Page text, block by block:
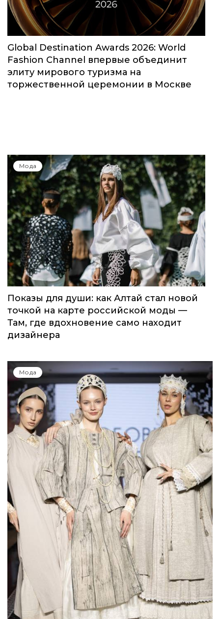
Global Destination Awards 2026: World
Fashion Channel впервые объединит
элиту мирового туризма на
торжественной церемонии в Москве
Мода
Показы для души: как Алтай стал новой
точкой на карте российской моды —
Там, где вдохновение само находит
дизайнера
Мода